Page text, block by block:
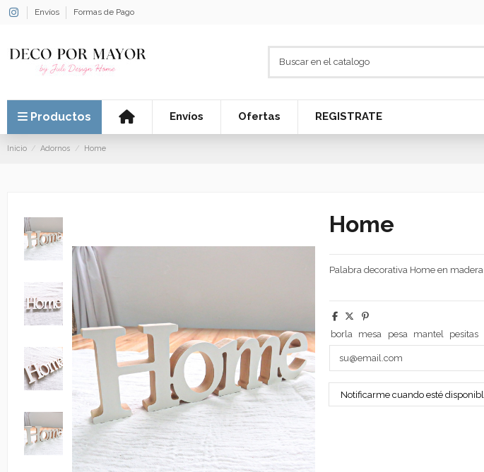
Envíos Formas de Pago
Productos Envíos Ofertas REGISTRATE
Inicio Adornos Home
Home
Palabra decorativa Home en madera
borla mesa pesa mantel pesitas